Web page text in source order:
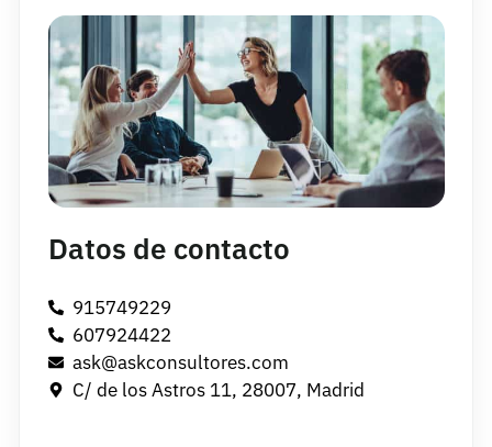
Datos de contacto
915749229
607924422
ask@askconsultores.com
C/ de los Astros 11, 28007, Madrid